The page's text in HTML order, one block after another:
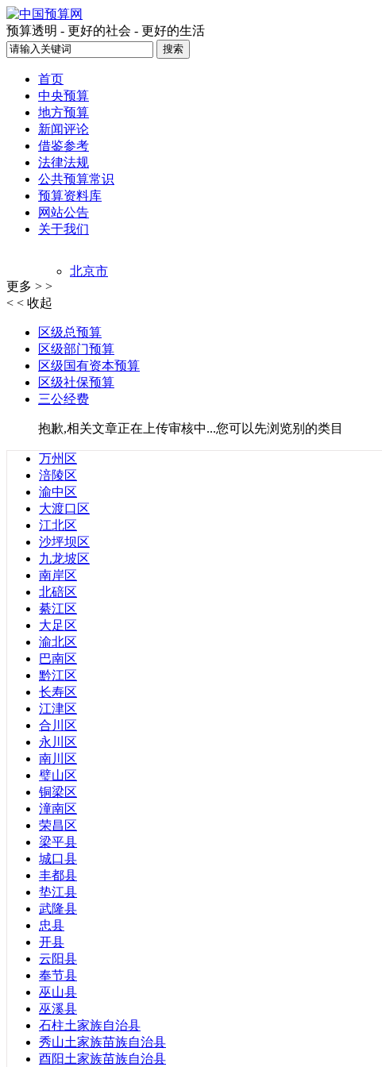
预算透明 - 更好的社会 - 更好的生活
首页
中央预算
地方预算
新闻评论
借鉴参考
法律法规
公共预算常识
预算资料库
网站公告
关于我们
北京市
江西省
吉林省
广东省
安徽省
福建省
甘肃省
贵州省
海南省
河北省
河南省
湖北省
湖南省
江苏省
辽宁省
青海省
山东省
山西省
陕西省
四川省
云南省
浙江省
黑龙江省
台湾省
广西壮族自治区
内蒙古自治区
西藏自治区
新疆维吾尔自治区
宁夏回族自治区
香港特别行政区
澳门特别行政区
更多 > >
< < 收起
区级总预算
区级部门预算
区级国有资本预算
区级社保预算
三公经费
抱歉,相关文章正在上传审核中...您可以先浏览别的类目
万州区
涪陵区
渝中区
大渡口区
江北区
沙坪坝区
九龙坡区
南岸区
北碚区
綦江区
大足区
渝北区
巴南区
黔江区
长寿区
江津区
合川区
永川区
南川区
璧山区
铜梁区
潼南区
荣昌区
梁平县
城口县
丰都县
垫江县
武隆县
忠县
开县
云阳县
奉节县
巫山县
巫溪县
石柱土家族自治县
秀山土家族苗族自治县
酉阳土家族苗族自治县